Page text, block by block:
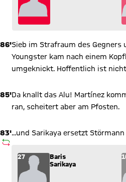
86'Sieb im Strafraum des Gegners
Youngster kam nach einem
umgeknickt. Hoffentlich ist
85'Da knallt das Alu! Martínez
ran, scheitert aber am Pfosten.
83'
AUSWECHSLUNG
...und Sarikaya ersetzt Störmann
Wechsel: Baris Sarikaya (27)
27
Baris
Sarikaya